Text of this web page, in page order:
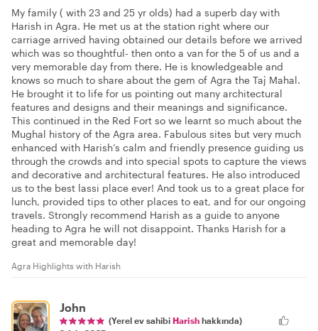
My family ( with 23 and 25 yr olds) had a superb day with
Harish in Agra. He met us at the station right where our
carriage arrived having obtained our details before we arrived
which was so thoughtful- then onto a van for the 5 of us and a
very memorable day from there. He is knowledgeable and
knows so much to share about the gem of Agra the Taj Mahal.
He brought it to life for us pointing out many architectural
features and designs and their meanings and significance.
This continued in the Red Fort so we learnt so much about the
Mughal history of the Agra area. Fabulous sites but very much
enhanced with Harish’s calm and friendly presence guiding us
through the crowds and into special spots to capture the views
and decorative and architectural features. He also introduced
us to the best lassi place ever! And took us to a great place for
lunch, provided tips to other places to eat, and for our ongoing
travels. Strongly recommend Harish as a guide to anyone
heading to Agra he will not disappoint. Thanks Harish for a
great and memorable day!
Agra Highlights with Harish
John
(Yerel ev sahibi Harish hakkında)